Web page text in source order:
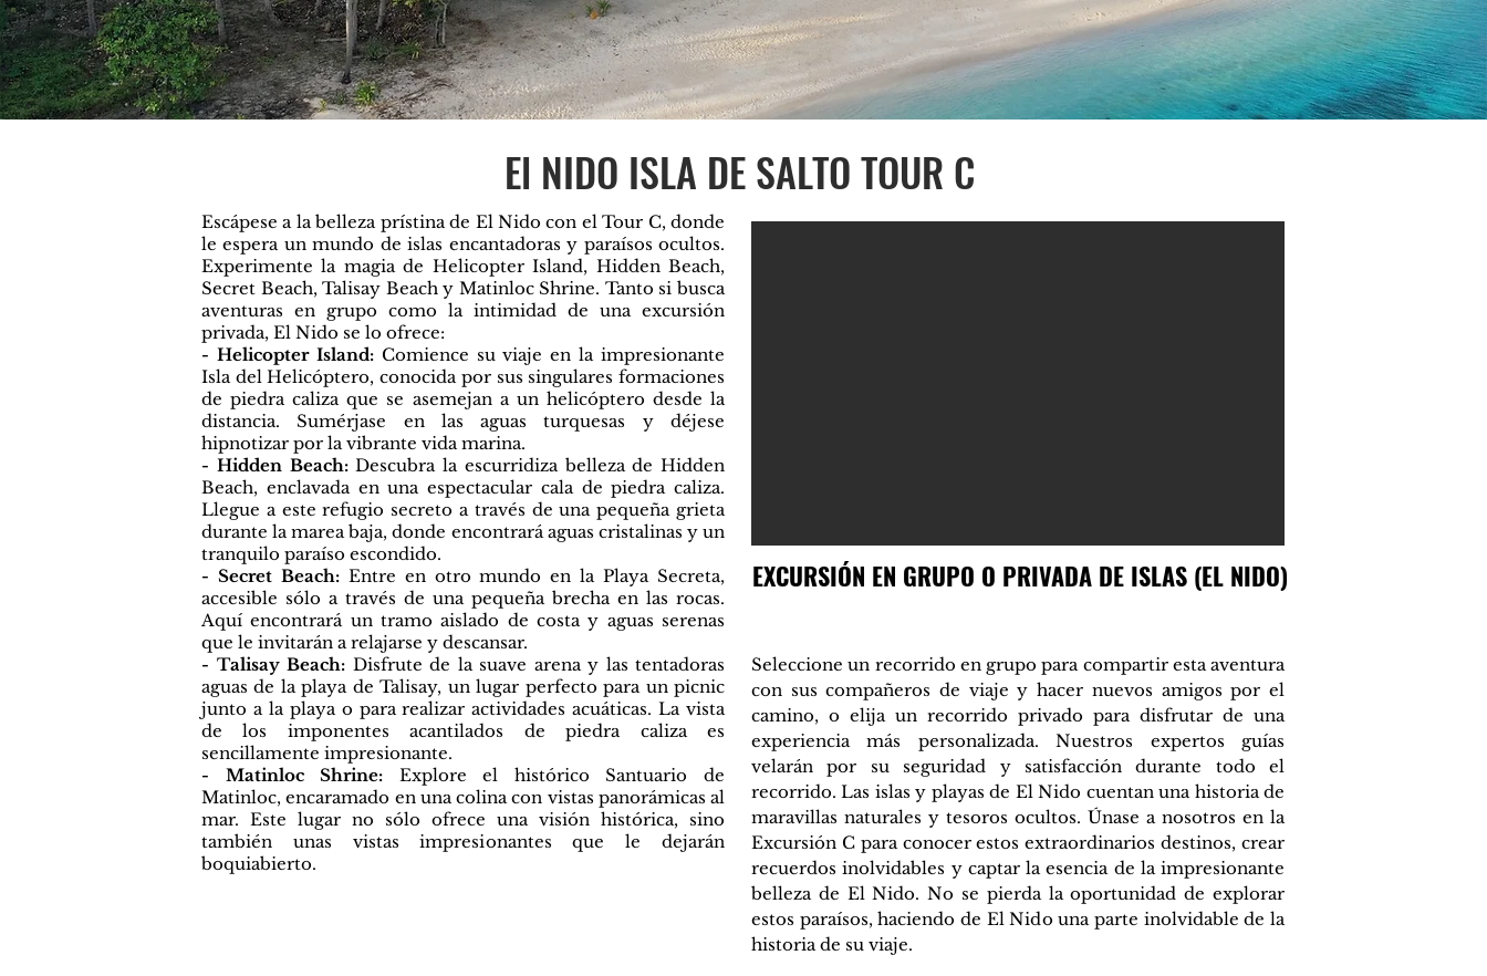
El NIDO ISLA DE SALTO TOUR C
Escápese a la belleza prístina de El Nido con el Tour C, donde
le espera un mundo de islas encantadoras y paraísos ocultos.
Experimente la magia de Helicopter Island, Hidden Beach,
Secret Beach, Talisay Beach y Matinloc Shrine. Tanto si busca
aventuras en grupo como la intimidad de una excursión
privada, El Nido se lo ofrece:
- Helicopter Island:Comience su viaje en la impresionante
Isla del Helicóptero, conocida por sus singulares formaciones
de piedra caliza que se asemejan a un helicóptero desde la
distancia. Sumérjase en las aguas turquesas y déjese
hipnotizar por la vibrante vida marina.
- Hidden Beach:Descubra la escurridiza belleza de Hidden
Beach, enclavada en una espectacular cala de piedra caliza.
Llegue a este refugio secreto a través de una pequeña grieta
durante la marea baja, donde encontrará aguas cristalinas y un
tranquilo paraíso escondido.
- Secret Beach:Entre en otro mundo en la Playa Secreta,
accesible sólo a través de una pequeña brecha en las rocas.
Aquí encontrará un tramo aislado de costa y aguas serenas
que le invitarán a relajarse y descansar.
- Talisay Beach: Disfrute de la suave arena y las tentadoras
aguas de la playa de Talisay, un lugar perfecto para un picnic
junto a la playa o para realizar actividades acuáticas. La vista
de los imponentes acantilados de piedra caliza es
sencillamente impresionante.
- Matinloc Shrine: Explore el histórico Santuario de
Matinloc, encaramado en una colina con vistas panorámicas al
mar. Este lugar no sólo ofrece una visión histórica, sino
también unas vistas impresionantes que le dejarán
boquiabierto.
EXCURSIÓN EN GRUPO O PRIVADA DE ISLAS (EL NIDO)
Seleccione un recorrido en grupo para compartir esta aventura
con sus compañeros de viaje y hacer nuevos amigos por el
camino, o elija un recorrido privado para disfrutar de una
experiencia más personalizada. Nuestros expertos guías
velarán por su seguridad y satisfacción durante todo el
recorrido.Las islas y playas de El Nido cuentan una historia de
maravillas naturales y tesoros ocultos. Únase a nosotros en la
Excursión C para conocer estos extraordinarios destinos, crear
recuerdos inolvidables y captar la esencia de la impresionante
belleza de El Nido. No se pierda la oportunidad de explorar
estos paraísos, haciendo de El Nido una parte inolvidable de la
historia de su viaje.